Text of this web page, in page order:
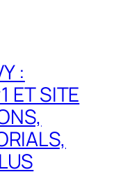
:
ET SITE